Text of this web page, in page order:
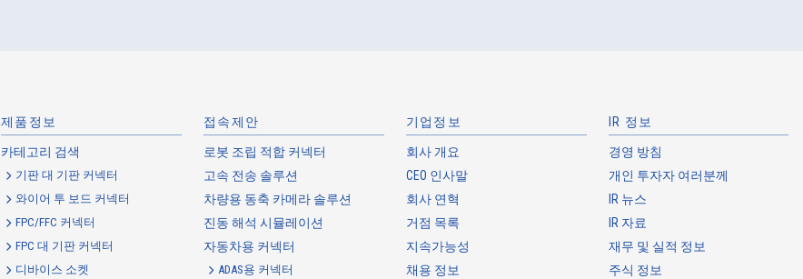
Board to Board Connectors 10109B 0.635 -
제품정보
카테고리 검색
기판 대 기판 커넥터
와이어 투 보드 커넥터
FPC/FFC 커넥터
FPC 대 기판 커넥터
디바이스 소켓
접속제안
로봇 조립 적합 커넥터
고속 전송 솔루션
차량용 동축 카메라 솔루션
진동 해석 시뮬레이션
자동차용 커넥터
ADAS용 커넥터
기업정보
회사 개요
CEO 인사말
회사 연혁
거점 목록
지속가능성
채용 정보
IR 정보
경영 방침
개인 투자자 여러분께
IR 뉴스
IR 자료
재무 및 실적 정보
주식 정보